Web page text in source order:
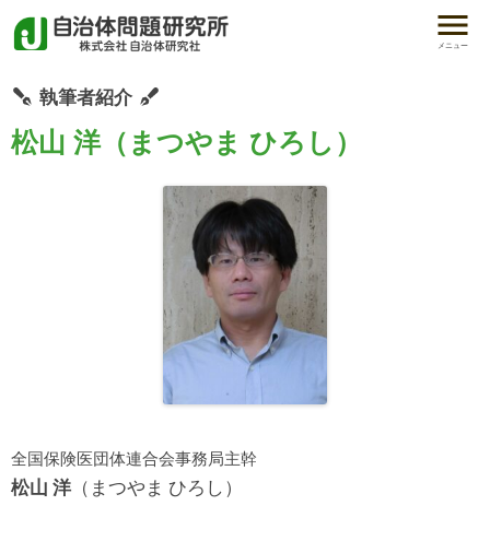
メニュー
執筆者紹介
松山 洋（まつやま ひろし）
全国保険医団体連合会事務局主幹
松山 洋（まつやま ひろし）